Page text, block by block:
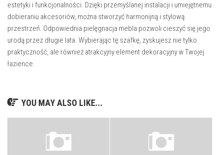
estetyki i funkcjonalności. Dzięki przemyślanej instalacji i umiejętnemu
dobieraniu akcesoriów, można stworzyć harmonijną i stylową
przestrzeń. Odpowiednia pielęgnacja mebla pozwoli cieszyć się jego
urodą przez długie lata. Wybierając tę szafkę, zyskujesz nie tylko
praktyczność, ale również atrakcyjny element dekoracyjny w Twojej
łazience.
YOU MAY ALSO LIKE...